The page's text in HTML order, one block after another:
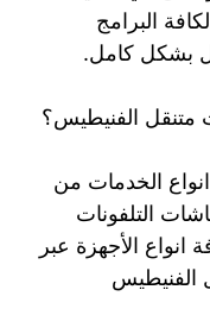
البرامج
بشكل كامل.
متنقل الفنيطيس؟
الخدمات من
التلفونات
الأجهزة عبر
الفنيطيس